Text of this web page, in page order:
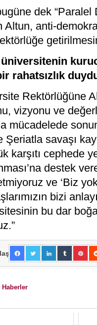
dek “Paralel
Altun, anti-
rahatsızlık
Rektörlüğüne
vizyonu ve
mücadelede
Şeriatla savaşı
karşıtı cephede
destek
ve ‘Biz
bizi
bu dar
Haberler